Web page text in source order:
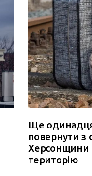
Ще
повернути з
Херсонщини
територію